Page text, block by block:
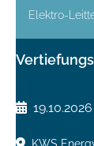
Elektro-